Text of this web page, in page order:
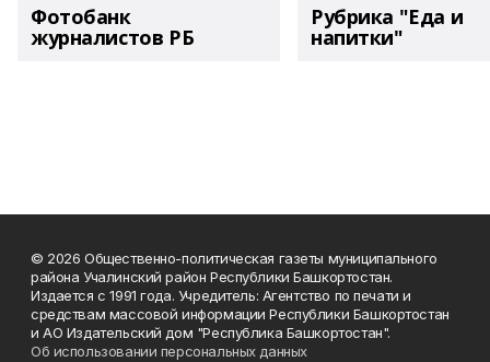
Фотобанк
журналистов РБ
Рубрика "Еда и
напитки"
© 2026 Общественно-политическая газеты муниципального
района Учалинский район Республики Башкортостан.
Издается с 1991 года. Учредитель: Агентство по печати и
средствам массовой информации Республики Башкортостан
и АО Издательский дом "Республика Башкортостан".
Об использовании персональных данных